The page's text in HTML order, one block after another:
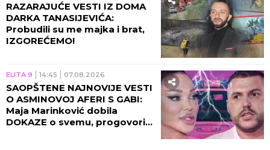
RAZARAJUĆE VESTI IZ DOMA
DARKA TANASIJEVIĆA:
Probudili su me majka i brat,
IZGOREĆEMO!
ELITA 9 14:45 07.08.2026
SAOPŠTENE NAJNOVIJE VESTI
O ASMINOVOJ AFERI S GABI:
Maja Marinković dobila
DOKAZE o svemu, progovorila